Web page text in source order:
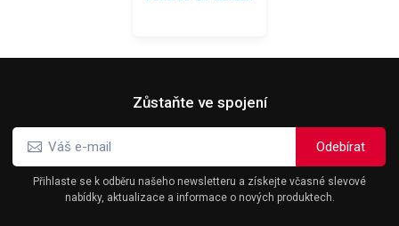
Zůstaňte ve spojení
Přihlaste se k odběru našeho newsletteru a získejte včasné slevové
nabídky, aktualizace a informace o nových produktech.